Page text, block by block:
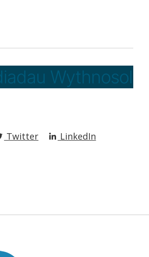
Wythnosol
Twitter
LinkedIn